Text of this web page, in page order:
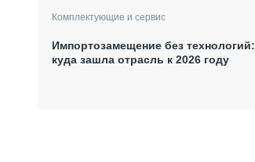
Комплектующие и сервис
Импортозамещение без технологий:
куда зашла отрасль к 2026 году